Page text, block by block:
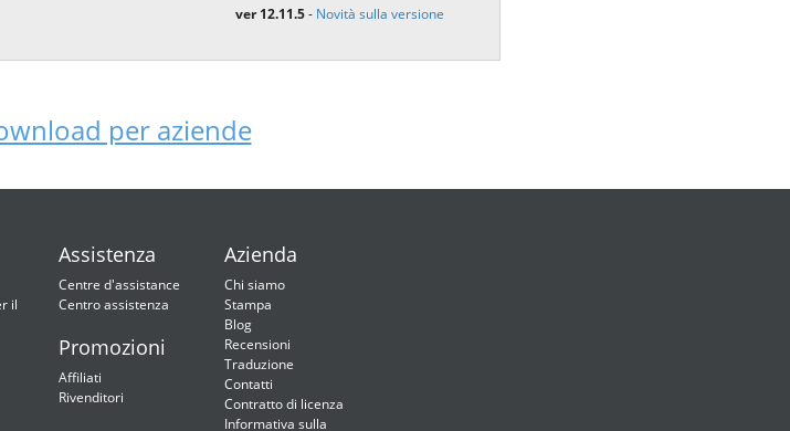
ver 12.11.5- Novità sulla versione
per aziende
il
Assistenza
Centre d'assistance
Centro assistenza
Promozioni
Affiliati
Rivenditori
Azienda
Chi siamo
Stampa
Blog
Recensioni
Traduzione
Contatti
Contratto di licenza
Informativa sulla